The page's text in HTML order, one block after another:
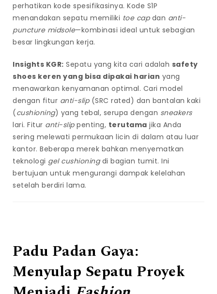
perhatikan kode spesifikasinya. Kode S1P
menandakan sepatu memiliki toe capdan anti-
puncture midsole—kombinasi ideal untuk sebagian
besar lingkungan kerja.
Insights KGR: Sepatu yang kita cari adalah safety
shoes keren yang bisa dipakai harian yang
menawarkan kenyamanan optimal. Cari model
dengan fitur anti-slip(SRC rated) dan bantalan kaki
(cushioning) yang tebal, serupa dengan sneakers
lari. Fitur anti-slippenting, terutama jika Anda
sering melewati permukaan licin di dalam atau luar
kantor. Beberapa merek bahkan menyematkan
teknologi gel cushioningdi bagian tumit. Ini
bertujuan untuk mengurangi dampak kelelahan
setelah berdiri lama.
Padu Padan Gaya:
Menyulap Sepatu Proyek